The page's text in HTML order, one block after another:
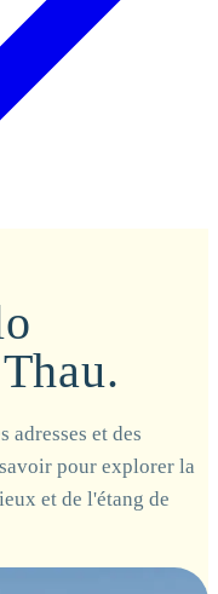
adresses et des
pour explorer la
et de l'étang de